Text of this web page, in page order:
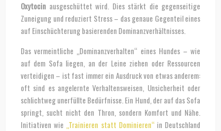
Oxytocin ausgeschüttet wird. Dies stärkt die gegenseitige
Zuneigung und reduziert Stress – das genaue Gegenteil eines
auf Einschüchterung basierenden Dominanzverhältnisses.
Das vermeintliche „Dominanzverhalten“ eines Hundes – wie
auf dem Sofa liegen, an der Leine ziehen oder Ressourcen
verteidigen – ist fast immer ein Ausdruck von etwas anderem:
oft sind es angelernte Verhaltensweisen, Unsicherheit oder
schlichtweg unerfüllte Bedürfnisse. Ein Hund, der auf das Sofa
springt, sucht nicht den Thron, sondern Komfort und Nähe.
Initiativen wie „Trainieren statt Dominieren“in Deutschland